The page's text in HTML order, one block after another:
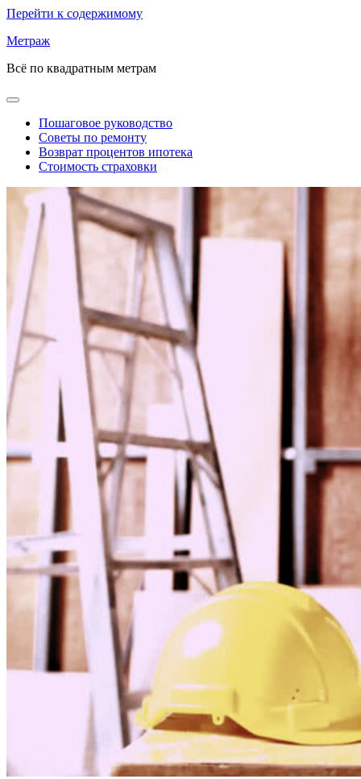
Перейти к содержимому
Метраж
Всё по квадратным метрам
Пошаговое руководство
Советы по ремонту
Возврат процентов ипотека
Стоимость страховки